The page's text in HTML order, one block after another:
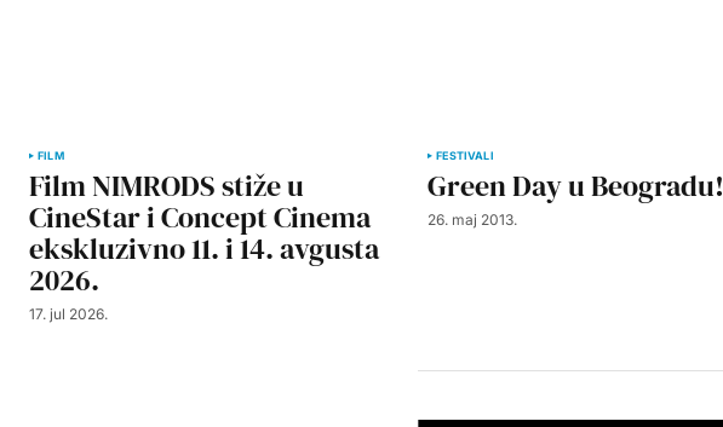
FILM
Film NIMRODS stiže u
CineStar i Concept Cinema
ekskluzivno 11. i 14. avgusta
2026.
17. jul 2026.
FESTIVALI
Green Day u Beogradu!
26. maj 2013.